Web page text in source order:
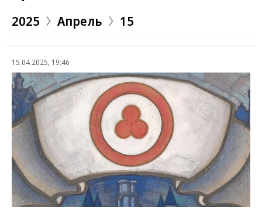
2025 Апрель 15
15.04.2025, 19:46